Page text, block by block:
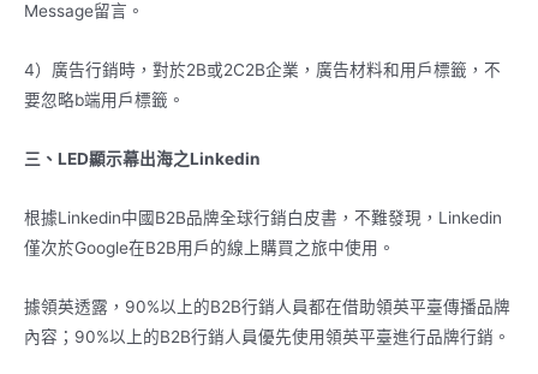
Message留言。
4）廣告行銷時，對於2B或2C2B企業，廣告材料和用戶標籤，不
要忽略b端用戶標籤。
三、LED顯示幕出海之Linkedin
根據Linkedin中國B2B品牌全球行銷白皮書，不難發現，Linkedin
僅次於Google在B2B用戶的線上購買之旅中使用。
據領英透露，90%以上的B2B行銷人員都在借助領英平臺傳播品牌
內容；90%以上的B2B行銷人員優先使用領英平臺進行品牌行銷。